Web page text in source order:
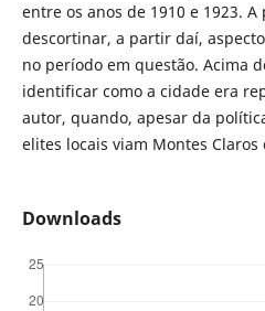
entre os anos de 1910 e 1923.
descortinar, a partir daí,
no período em questão. Acima
identificar como a cidade era
autor, quando, apesar da
elites locais viam Montes
Downloads